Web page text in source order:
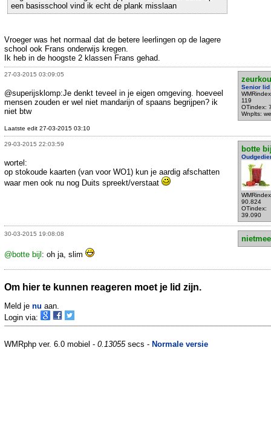
een basisschool vind ik echt de plank misslaan
Vroeger was het normaal dat de betere leerlingen op de lagere
school ook Frans onderwijs kregen.
Ik heb in de hoogste 2 klassen Frans gehad.
27-03-2015 03:09:05
Senior lid
119
OTindex:
Wnplts:
@superijsklomp:Je denkt teveel in je eigen omgeving. hoeveel
mensen zouden er wel niet mandarijn of spaans begrijpen? ik
niet btw
Laatste edit 27-03-2015 03:10
29-03-2015 22:03:59
botte
90.824
OTindex:
39.090
wortel:
op stokoude kaarten (van voor WO1) kun je aardig afschatten
waar men ook nu nog Duits spreekt/verstaat
30-03-2015 19:08:08
@botte bijl : oh ja, slim
Om hier te kunnen reageren moet je lid zijn.
Meld je nu aan.
Login via:
WMRphp ver. 6.0 mobiel - 0.13055secs - Normale versie